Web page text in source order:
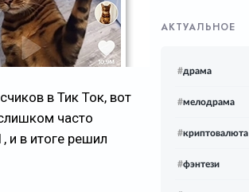
в Тик Ток, вот
часто
и в итоге решил
АКТУАЛЬНОЕ
#драма
#мелодрама
#криптовалюта
#фэнтези